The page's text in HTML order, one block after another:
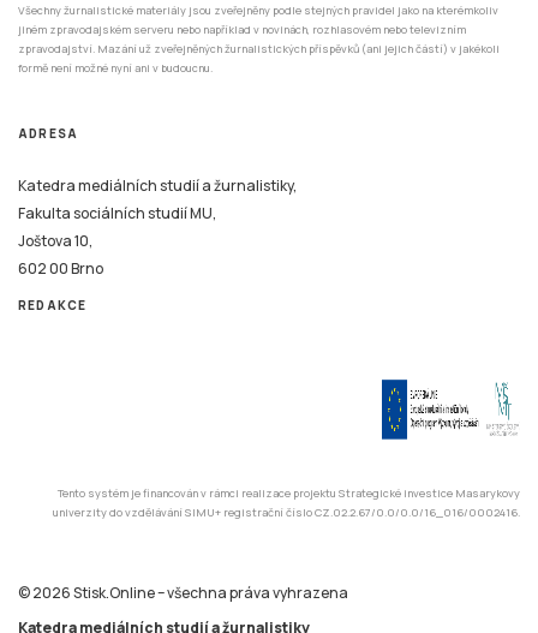
Všechny žurnalistické materiály jsou zveřejněny podle stejných pravidel jako na kterémkoliv
jiném zpravodajském serveru nebo například v novinách, rozhlasovém nebo televizním
zpravodajství. Mazání už zveřejněných žurnalistických příspěvků (ani jejich částí) v jakékoli
formě není možné nyní ani v budoucnu.
ADRESA
Katedra mediálních studií a žurnalistiky,
Fakulta sociálních studií MU,
Joštova 10,
602 00 Brno
REDAKCE
Tento systém je financován v rámci realizace projektu Strategické investice Masarykovy
univerzity do vzdělávání SIMU+ registrační číslo CZ.02.2.67/0.0/0.0/16_016/0002416.
© 2026 Stisk.Online – všechna práva vyhrazena
Katedra mediálních studií a žurnalistiky